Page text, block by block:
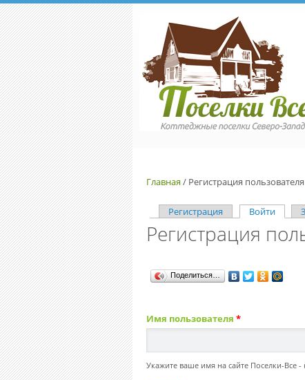
Перейти к основному содержанию
Главная / Регистрация пользователя
Главные вкладки
Регистрация Войти
Регистрация
Поделиться…
Имя пользователя *
Укажите ваше имя на сайте Поселки-Все